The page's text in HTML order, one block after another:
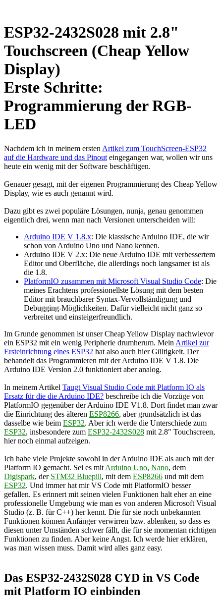
ESP32-2432S028 mit 2.8"
Touchscreen (Cheap Yellow
Display)
Erste Schritte:
Programmierung der RGB-
LED
Nachdem ich in meinem ersten Artikel zum TouchScreen-ESP32
auf die Hardware und das Pinout eingegangen war, wollen wir uns
heute ein wenig mit der Software beschäftigen.
Genauer gesagt, mit der eigenen Programmierung des Cheap Yellow
Display, wie es auch genannt wird.
Dazu gibt es zwei populäre Lösungen, nunja, genau genommen
eigentlich drei, wenn man nach Versionen unterscheiden will:
Arduino IDE V 1.8.x: Die klassische Arduino IDE, die wir
schon von Arduino Uno und Nano kennen.
Arduino IDE V 2.x: Die neue Arduino IDE mit verbessertem
Editor und Oberfläche, die allerdings noch langsamer ist als
die 1.8.
PlatformIO zusammen mit Microsoft Visual Studio Code: Die
meines Erachtens professionellste Lösung mit dem besten
Editor mit brauchbarer Syntax-Vervollständigung und
Debugging-Möglichkeiten. Dafür vielleicht nicht ganz so
verbreitet und einsteigerfreundlich.
Im Grunde genommen ist unser Cheap Yellow Display nachwievor
ein ESP32 mit ein wenig Peripherie drumherum. Mein Artikel zur
Ersteinrichtung eines ESP32 hat also auch hier Gültigkeit. Der
behandelt das Programmieren mit der Arduino IDE V 1.8. Die
Arduino IDE Version 2.0 funktioniert aber analog.
In meinem Artikel Taugt Visual Studio Code mit Platform IO als
Ersatz für die die Arduino IDE? beschreibe ich die Vorzüge von
PlatformIO gegenüber der Arduino IDE V1.8. Dort findet man zwar
die Einrichtung des älteren ESP8266, aber grundsätzlich ist das
dasselbe wie beim ESP32. Aber ich werde die Unterschiede zum
ESP32, insbesondere zum ESP32-2432S028 mit 2.8" Touchscreen,
hier noch einmal aufzeigen.
Ich habe viele Projekte sowohl in der Arduino IDE als auch mit der
Platform IO gemacht. Sei es mit Arduino Uno, Nano, dem
Digispark, der STM32 Bluepill, mit dem ESP8266 und mit dem
ESP32. Und immer hat mir VS Code mit PlatformIO besser
gefallen. Es erinnert mit seinen vielen Funktionen halt eher an eine
professionelle Umgebung wie man es von anderen Microsoft Visual
Studio (z. B. für C++) her kennt. Die für sie noch unbekannten
Funktionen können Anfänger verwirren bzw. ablenken, so dass es
diesen unter Umständen schwer fällt, die für sie momentan richtigen
Funktionen zu finden. Aber keine Angst. Ich werde hier erklären,
was man wissen muss. Damit wird alles ganz easy.
Das ESP32-2432S028 CYD in VS Code
mit Platform IO einbinden